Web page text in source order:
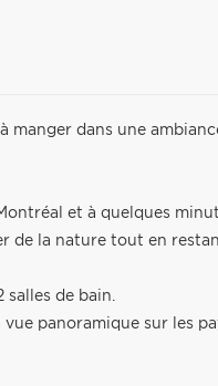
manger dans une
et à quelques
la nature tout en
salles de bain.
panoramique sur les